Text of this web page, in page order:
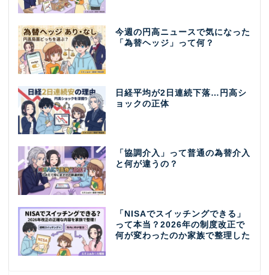
今週の円高ニュースで気になった
「為替ヘッジ」って何？
日経平均が2日連続下落…円高シ
ョックの正体
「協調介入」って普通の為替介入
と何が違うの？
「NISAでスイッチングできる」
って本当？2026年の制度改正で
何が変わったのか家族で整理した